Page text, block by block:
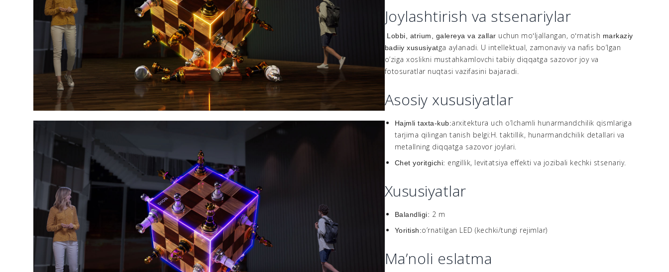
Joylashtirish va stsenariylar
Lobbi, atrium, galereya va zallar uchun moʻljallangan, oʻrnatish markaziy
badiiy xususiyatga aylanadi. U intellektual, zamonaviy va nafis bo’lgan
o’ziga xoslikni mustahkamlovchi tabiiy diqqatga sazovor joy va
fotosuratlar nuqtasi vazifasini bajaradi.
Asosiy xususiyatlar
Hajmli taxta-kub:arxitektura uch o’lchamli hunarmandchilik qismlariga
tarjima qilingan tanish belgi:H. taktillik, hunarmandchilik detallari va
metallning diqqatga sazovor joylari.
Chet yoritgichi: engillik, levitatsiya effekti va jozibali kechki stsenariy.
Xususiyatlar
Balandligi: 2 m
Yoritish:o’rnatilgan LED (kechki/tungi rejimlar)
Ma’noli eslatma